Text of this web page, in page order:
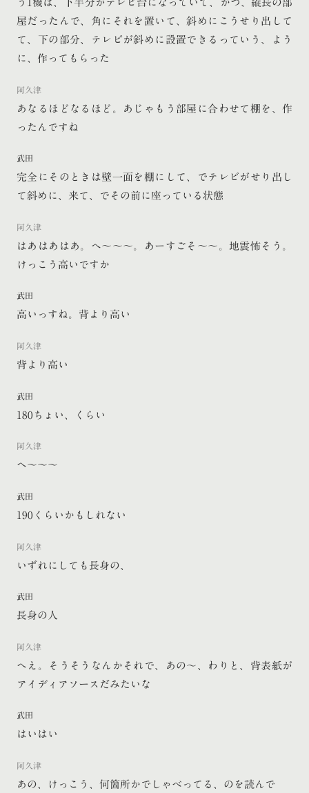
う1機は、下半分がテレビ台になっていて、かつ、縦長の部
屋だったんで、角にそれを置いて、斜めにこうせり出して
て、下の部分、テレビが斜めに設置できるっていう、よう
に、作ってもらった
阿久津
あなるほどなるほど。あじゃもう部屋に合わせて棚を、作
ったんですね
武田
完全にそのときは壁一面を棚にして、でテレビがせり出し
て斜めに、来て、でその前に座っている状態
阿久津
はあはあはあ。へ〜〜〜。あーすごそ〜〜。地震怖そう。
けっこう高いですか
武田
高いっすね。背より高い
阿久津
背より高い
武田
180ちょい、くらい
阿久津
へ〜〜〜
武田
190くらいかもしれない
阿久津
いずれにしても長身の、
武田
長身の人
阿久津
へえ。そうそうなんかそれで、あの〜、わりと、背表紙が
アイディアソースだみたいな
武田
はいはい
阿久津
あの、けっこう、何箇所かでしゃべってる、のを読んで